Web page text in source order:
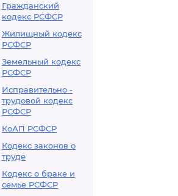
Гражданский
кодекс РСФСР
Жилищный кодекс
РСФСР
Земельный кодекс
РСФСР
Исправительно -
трудовой кодекс
РСФСР
КоАП РСФСР
Кодекс законов о
труде
Кодекс о браке и
семье РСФСР